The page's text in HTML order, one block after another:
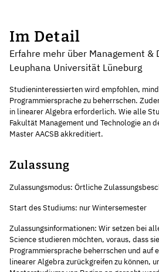
Im Detail
Erfahre mehr über Management &
Leuphana Universität Lüneburg
Studieninteressierten wird empfohlen,
Programmiersprache zu beherrschen.
in linearer Algebra erforderlich. Wie alle
Fakultät Management und Technologie an
Master AACSB akkreditiert.
Zulassung
Zulassungsmodus: Örtliche
Start des Studiums: nur Wintersemester
Zulassungsinformationen: Wir setzen bei
Science studieren möchten, voraus, dass
Programmiersprache beherrschen und auf
linearer Algebra zurückgreifen zu können,